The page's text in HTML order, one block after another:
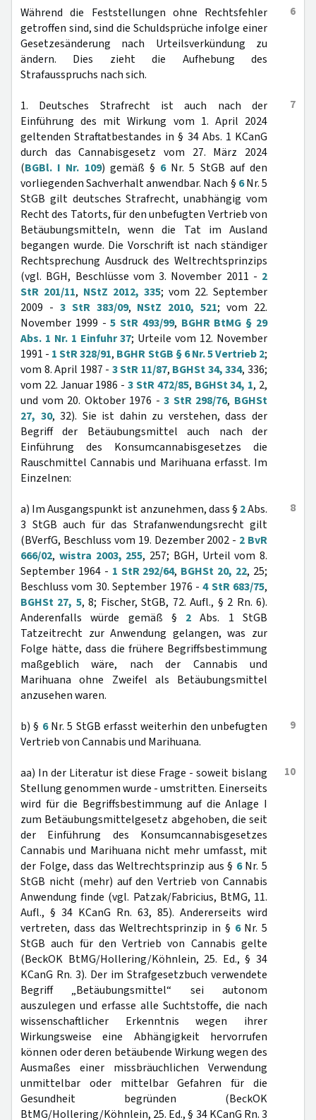
6
Während die Feststellungen ohne Rechtsfehler
getroffen sind, sind die Schuldsprüche infolge einer
Gesetzesänderung nach Urteilsverkündung zu
ändern. Dies zieht die Aufhebung des
Strafausspruchs nach sich.
7
1. Deutsches Strafrecht ist auch nach der
Einführung des mit Wirkung vom 1. April 2024
geltenden Straftatbestandes in § 34 Abs. 1 KCanG
durch das Cannabisgesetz vom 27. März 2024
(BGBl. I Nr. 109) gemäß § 6Nr. 5 StGB auf den
vorliegenden Sachverhalt anwendbar. Nach § 6Nr. 5
StGB gilt deutsches Strafrecht, unabhängig vom
Recht des Tatorts, für den unbefugten Vertrieb von
Betäubungsmitteln, wenn die Tat im Ausland
begangen wurde. Die Vorschrift ist nach ständiger
Rechtsprechung Ausdruck des Weltrechtsprinzips
(vgl. BGH, Beschlüsse vom 3. November 2011 - 2
StR 201/11, NStZ 2012, 335; vom 22. September
2009 - 3 StR 383/09, NStZ 2010, 521; vom 22.
November 1999 -5 StR 493/99, BGHR BtMG § 29
Abs. 1 Nr. 1 Einfuhr 37; Urteile vom 12. November
1991 - 1 StR 328/91, BGHR StGB § 6 Nr. 5 Vertrieb 2;
vom 8. April 1987 - 3 StR 11/87, BGHSt 34, 334, 336;
vom 22. Januar 1986 -3 StR 472/85, BGHSt 34, 1, 2,
und vom 20. Oktober 1976 -3 StR 298/76, BGHSt
27, 30, 32). Sie ist dahin zu verstehen, dass der
Begriff der Betäubungsmittel auch nach der
Einführung des Konsumcannabisgesetzes die
Rauschmittel Cannabis und Marihuana erfasst. Im
Einzelnen:
8
a) Im Ausgangspunkt ist anzunehmen, dass § 2Abs.
3 StGB auch für das Strafanwendungsrecht gilt
(BVerfG, Beschluss vom 19. Dezember 2002 - 2 BvR
666/02, wistra 2003, 255, 257; BGH, Urteil vom 8.
September 1964 - 1 StR 292/64, BGHSt 20, 22, 25;
Beschluss vom 30. September 1976 -4 StR 683/75,
BGHSt 27, 5, 8; Fischer, StGB, 72. Aufl., § 2 Rn. 6).
Anderenfalls würde gemäß § 2 Abs. 1 StGB
Tatzeitrecht zur Anwendung gelangen, was zur
Folge hätte, dass die frühere Begriffsbestimmung
maßgeblich wäre, nach der Cannabis und
Marihuana ohne Zweifel als Betäubungsmittel
anzusehen waren.
9
b) § 6Nr. 5 StGB erfasst weiterhin den unbefugten
Vertrieb von Cannabis und Marihuana.
10
aa) In der Literatur ist diese Frage - soweit bislang
Stellung genommen wurde - umstritten. Einerseits
wird für die Begriffsbestimmung auf die Anlage I
zum Betäubungsmittelgesetz abgehoben, die seit
der Einführung des Konsumcannabisgesetzes
Cannabis und Marihuana nicht mehr umfasst, mit
der Folge, dass das Weltrechtsprinzip aus § 6Nr. 5
StGB nicht (mehr) auf den Vertrieb von Cannabis
Anwendung finde (vgl. Patzak/Fabricius, BtMG, 11.
Aufl., § 34 KCanG Rn. 63, 85). Andererseits wird
vertreten, dass das Weltrechtsprinzip in § 6Nr. 5
StGB auch für den Vertrieb von Cannabis gelte
(BeckOK BtMG/Hollering/Köhnlein, 25. Ed., § 34
KCanG Rn. 3). Der im Strafgesetzbuch verwendete
Begriff „Betäubungsmittel“ sei autonom
auszulegen und erfasse alle Suchtstoffe, die nach
wissenschaftlicher Erkenntnis wegen ihrer
Wirkungsweise eine Abhängigkeit hervorrufen
können oder deren betäubende Wirkung wegen des
Ausmaßes einer missbräuchlichen Verwendung
unmittelbar oder mittelbar Gefahren für die
Gesundheit begründen (BeckOK
BtMG/Hollering/Köhnlein, 25. Ed., § 34 KCanG Rn. 3